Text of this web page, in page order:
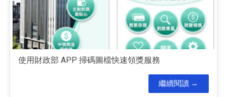
使用財政部 APP 掃碼圖檔快速領獎服務
繼續閱讀